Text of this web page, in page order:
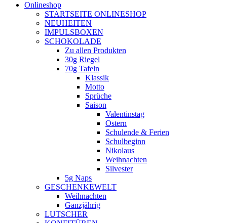
Onlineshop
STARTSEITE ONLINESHOP
NEUHEITEN
IMPULSBOXEN
SCHOKOLADE
Zu allen Produkten
30g Riegel
70g Tafeln
Klassik
Motto
Sprüche
Saison
Valentinstag
Ostern
Schulende & Ferien
Schulbeginn
Nikolaus
Weihnachten
Silvester
5g Naps
GESCHENKEWELT
Weihnachten
Ganzjährig
LUTSCHER